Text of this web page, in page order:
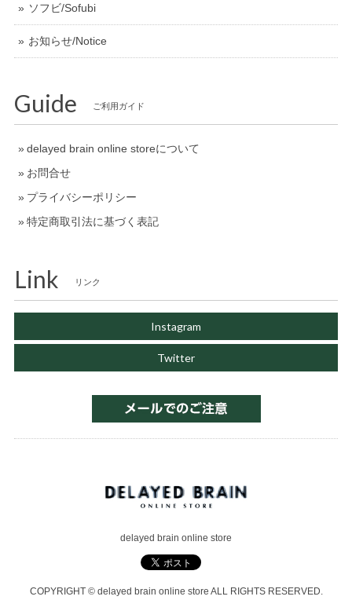
ソフビ/Sofubi
お知らせ/Notice
Guide ご利用ガイド
delayed brain online storeについて
お問合せ
プライバシーポリシー
特定商取引法に基づく表記
Link リンク
Instagram
Twitter
delayed brain online store
COPYRIGHT © delayed brain online store ALL RIGHTS RESERVED.